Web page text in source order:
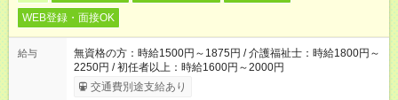
WEB登録・面接OK
給与
無資格の方：時給1500円～1875円 / 介護福祉士：時給1800円～
2250円 / 初任者以上：時給1600円～2000円
交通費別途支給あり